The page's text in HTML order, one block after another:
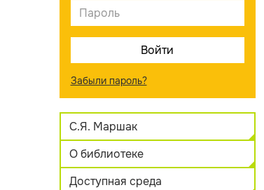
Забыли пароль?
С.Я. Маршак
О библиотеке
Доступная среда